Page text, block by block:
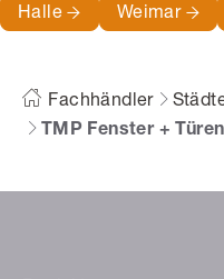
Halle Weimar
Fachhändler
TMP Fenster +